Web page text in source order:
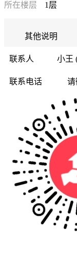
所在楼层 1层
其他说明
联系人 小王
联系电话 请